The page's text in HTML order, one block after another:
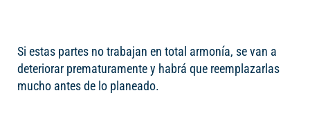
Si estas partes no trabajan en total armonía, se van a
deteriorar prematuramente y habrá que reemplazarlas
mucho antes de lo planeado.